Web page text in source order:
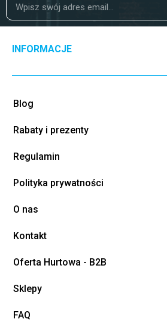
INFORMACJE
Blog
Rabaty i prezenty
Regulamin
Polityka prywatności
O nas
Kontakt
Oferta Hurtowa - B2B
Sklepy
FAQ